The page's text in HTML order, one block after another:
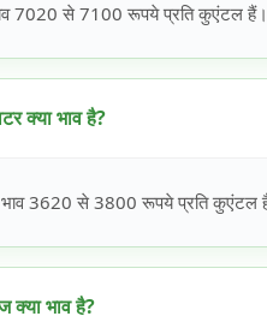
7020 से 7100 रूपये प्रति कुएंटल हैं।
क्या भाव है?
3620 से 3800 रूपये प्रति कुएंटल
क्या भाव है?